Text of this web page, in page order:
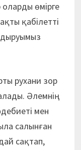
өмірге
қабілетті
рухани зор
Әлемнің
мен
салынған
сақтап,